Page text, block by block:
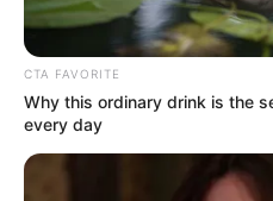
Entre 150cc y 200cc:
Las motos de más de
5% de las ventas
CTA FAVORITE
Why this ordinary drink is the
every day